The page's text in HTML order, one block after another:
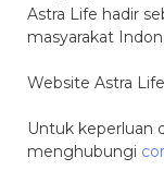
Astra Life hadir
masyarakat
Website Astra
Untuk keperluan
menghubungi